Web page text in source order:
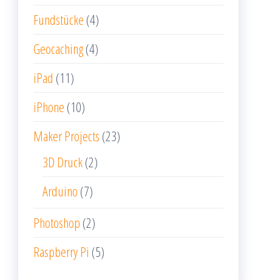
Fundstücke (4)
Geocaching(4)
iPad (11)
iPhone (10)
Maker Projects (23)
3D Druck(2)
Arduino (7)
Photoshop (2)
Raspberry Pi (5)